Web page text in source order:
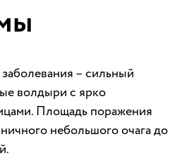
– сильный
волдыри с ярко
Площадь поражения
небольшого очага до